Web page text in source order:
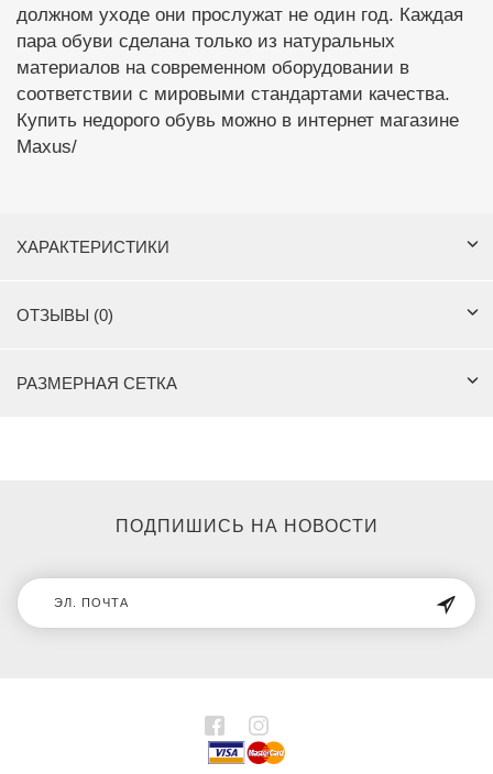
должном уходе они прослужат не один год. Каждая
пара обуви сделана только из натуральных
материалов на современном оборудовании в
соответствии с мировыми стандартами качества.
Купить недорого обувь можно в интернет магазине
Maxus/
ХАРАКТЕРИСТИКИ
ОТЗЫВЫ (0)
РАЗМЕРНАЯ СЕТКА
ПОДПИШИСЬ НА НОВОСТИ